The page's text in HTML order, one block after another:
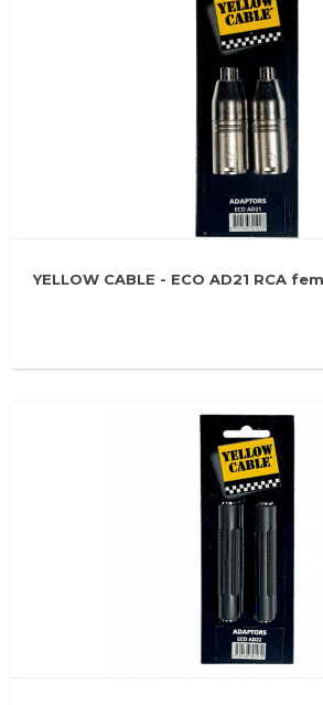
YELLOW CABLE - ECO AD21 RCA